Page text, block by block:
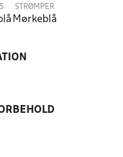
STRØMPER
Mørkeblå